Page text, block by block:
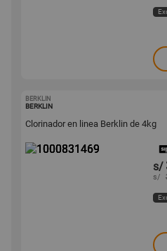
BERKLIN
BERKLIN
Clorinador en linea Berklin de 4kg
s/
s/